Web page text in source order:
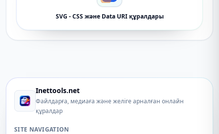
SVG - CSS және Data URI құралдары
Inettools.net
Файлдарға, медиаға және желіге арналған онлайн
құралдар
SITE NAVIGATION